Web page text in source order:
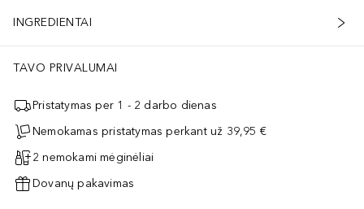
INGREDIENTAI
TAVO PRIVALUMAI
Pristatymas per 1 - 2 darbo dienas
Nemokamas pristatymas perkant už 39,95 €
2 nemokami mėginėliai
Dovanų pakavimas